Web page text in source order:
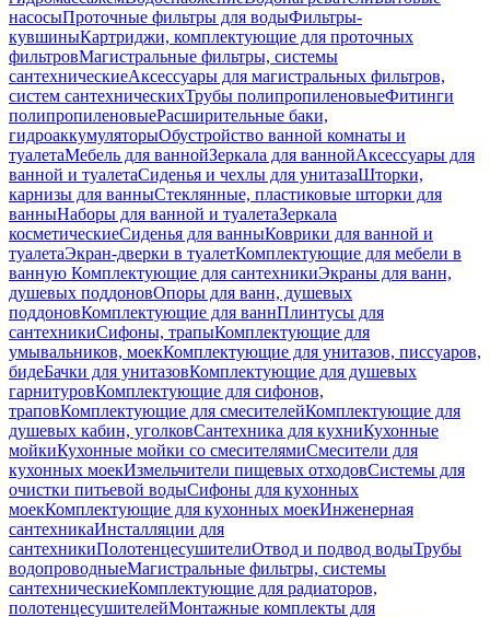
насосыПроточные фильтры для водыФильтры-
кувшиныКартриджи, комплектующие для проточных
фильтровМагистральные фильтры, системы
сантехническиеАксессуары для магистральных фильтров,
систем сантехническихТрубы полипропиленовыеФитинги
полипропиленовыеРасширительные баки,
гидроаккумуляторыОбустройство ванной комнаты и
туалетаМебель для ваннойЗеркала для ваннойАксессуары для
ванной и туалетаСиденья и чехлы для унитазаШторки,
карнизы для ванныСтеклянные, пластиковые шторки для
ванныНаборы для ванной и туалетаЗеркала
косметическиеСиденья для ванныКоврики для ванной и
туалетаЭкран-дверки в туалетКомплектующие для мебели в
ванную Комплектующие для сантехникиЭкраны для ванн,
душевых поддоновОпоры для ванн, душевых
поддоновКомплектующие для ваннПлинтусы для
сантехникиСифоны, трапыКомплектующие для
умывальников, моекКомплектующие для унитазов, писсуаров,
бидеБачки для унитазовКомплектующие для душевых
гарнитуровКомплектующие для сифонов,
траповКомплектующие для смесителейКомплектующие для
душевых кабин, уголковСантехника для кухниКухонные
мойкиКухонные мойки со смесителямиСмесители для
кухонных моекИзмельчители пищевых отходовСистемы для
очистки питьевой водыСифоны для кухонных
моекКомплектующие для кухонных моекИнженерная
сантехникаИнсталляции для
сантехникиПолотенцесушителиОтвод и подвод водыТрубы
водопроводныеМагистральные фильтры, системы
сантехническиеКомплектующие для радиаторов,
полотенцесушителейМонтажные комплекты для